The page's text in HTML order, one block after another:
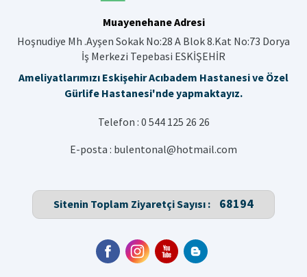
Muayenehane Adresi
Hoşnudiye Mh .Ayşen Sokak No:28 A Blok 8.Kat No:73 Dorya
İş Merkezi Tepebasi ESKİŞEHİR
Ameliyatlarımızı Eskişehir Acıbadem Hastanesi ve Özel
Gürlife Hastanesi'nde yapmaktayız.
Telefon : 0 544 125 26 26
E-posta : bulentonal@hotmail.com
Sitenin Toplam Ziyaretçi Sayısı : 68194